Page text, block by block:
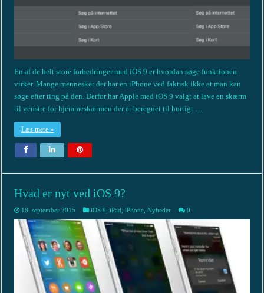
En af de helt store forbedringer med iOS 9 er hvordan søge funktionen
virker. Mange mennesker der har en iPhone ved faktisk ikke at man kan
søge efter ting på den. Derfor har Apple med iOS 9 valgt at lave en skærm
til venstre for hjemmeskærmen der er beregnet til hurtigt …
Læs mere »
Hvad er nyt ved iOS 9?
18. september 2015 iOS 9 ,iPad ,iPhone ,Nyheder 0